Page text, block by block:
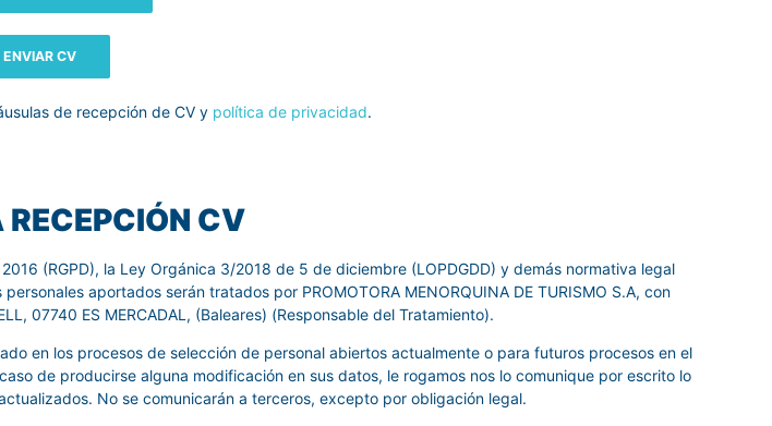
ENVIAR CV
de recepción de CV y política de privacidad.
CV
(RGPD), la Ley Orgánica 3/2018 de 5 de diciembre (LOPDGDD) y demás normativa legal
aportados serán tratados por PROMOTORA MENORQUINA DE TURISMO S.A, con
07740 ES MERCADAL, (Baleares) (Responsable del Tratamiento).
en los procesos de selección de personal abiertos actualmente o para futuros procesos en el
de producirse alguna modificación en sus datos, le rogamos nos lo comunique por escrito lo
No se comunicarán a terceros, excepto por obligación legal.